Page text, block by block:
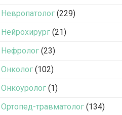
Невропатолог (229)
Нейрохирург (21)
Нефролог (23)
Онколог (102)
Онкоуролог (1)
Ортопед-травматолог (134)